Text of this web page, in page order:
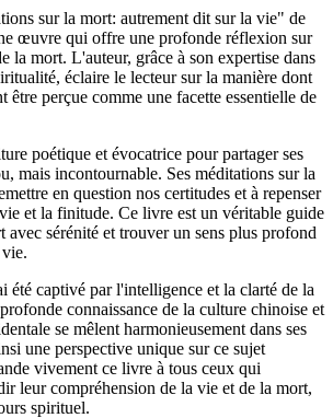
sur la mort: autrement dit sur la vie" de
œuvre qui offre une profonde réflexion sur
la mort. L'auteur, grâce à son expertise dans
éclaire le lecteur sur la manière dont
être perçue comme une facette essentielle de
poétique et évocatrice pour partager ses
mais incontournable. Ses méditations sur la
en question nos certitudes et à repenser
et la finitude. Ce livre est un véritable guide
avec sérénité et trouver un sens plus profond
été captivé par l'intelligence et la clarté de la
connaissance de la culture chinoise et
se mêlent harmonieusement dans ses
une perspective unique sur ce sujet
vivement ce livre à tous ceux qui
leur compréhension de la vie et de la mort,
spirituel.